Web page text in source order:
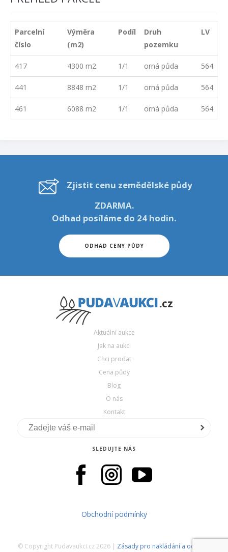
Parcelní
číslo
Výměra
(m2)
Podíl
Druh
pozemku
LV
417 4300 m2 1/1 orná půda 564
441 8848 m2 1/1 orná půda 564
461 6088 m2 1/1 orná půda 564
Zjistit cenu zemědělské půdy
ZDARMA.
Odhad posíláme do 24 hodin.
ODHAD CENY PŮDY
Aktuální aukce
Jak na aukci
Chci prodat
Cena půdy
Blog
O nás
Kontakt
SLEDUJTE NÁS
Obchodní podmínky
© Copyright Pudavaukci.cz 2026 | Zásady pro nakládání a ochranu